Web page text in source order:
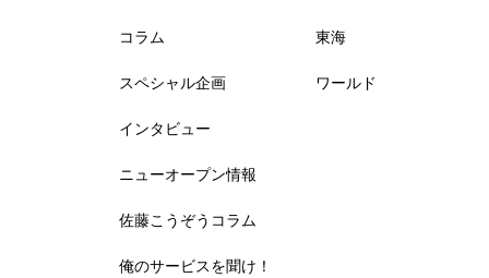
コラム
スペシャル企画
インタビュー
ニューオープン情報
佐藤こうぞうコラム
俺のサービスを聞け！
東海
ワールド